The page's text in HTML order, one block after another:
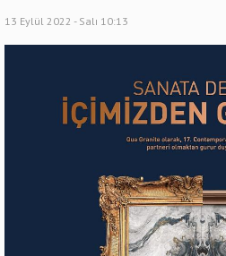
13 Eylül 2022 - Salı 10:13